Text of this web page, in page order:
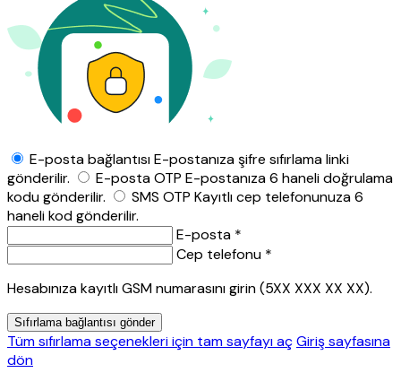
E-posta bağlantısıE-postanıza şifre sıfırlama linki
gönderilir.
E-posta OTP E-postanıza 6 haneli doğrulama
kodu gönderilir.
SMS OTP Kayıtlı cep telefonunuza 6
haneli kod gönderilir.
E-posta *
Cep telefonu *
Hesabınıza kayıtlı GSM numarasını girin (5XX XXX XX XX).
Sıfırlama bağlantısı gönder
Tüm sıfırlama seçenekleri için tam sayfayı açGiriş sayfasına
dön